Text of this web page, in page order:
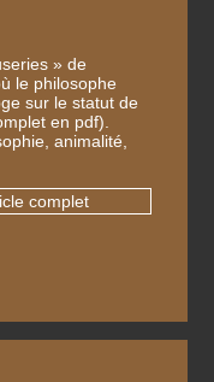
» de
le philosophe
sur le statut de
en pdf).
animalité,
complet